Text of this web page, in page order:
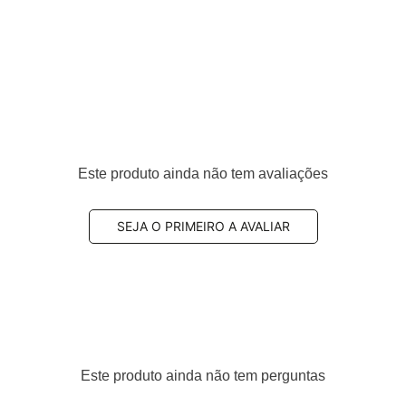
0084200820, 0084202220
Este produto ainda não tem avaliações
SEJA O PRIMEIRO A AVALIAR
Este produto ainda não tem perguntas